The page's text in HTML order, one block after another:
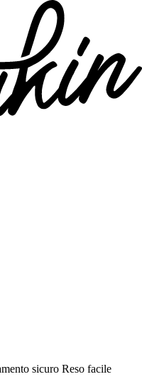
sicuro Reso facile